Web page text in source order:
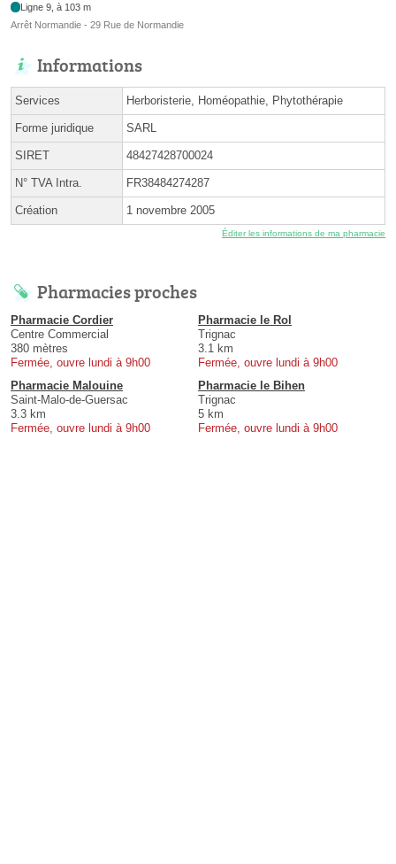
Ligne 9, à 103 m
Arrêt Normandie - 29 Rue de Normandie
Informations
Services Herboristerie, Homéopathie, Phytothérapie
Forme juridique SARL
SIRET 48427428700024
N° TVA Intra. FR38484274287
Création 1 novembre 2005
Éditer les informations de ma pharmacie
Pharmacies proches
Pharmacie Cordier
Centre Commercial
380 mètres
Fermée, ouvre lundi à 9h00
Pharmacie le Rol
Trignac
3.1 km
Fermée, ouvre lundi à 9h00
Pharmacie Malouine
Saint-Malo-de-Guersac
3.3 km
Fermée, ouvre lundi à 9h00
Pharmacie le Bihen
Trignac
5 km
Fermée, ouvre lundi à 9h00